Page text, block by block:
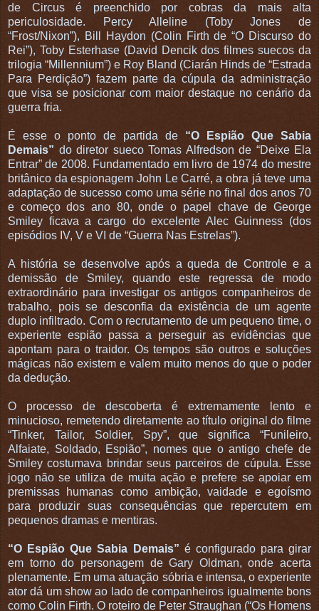
de Circus é preenchido por cobras da mais alta
periculosidade. Percy Alleline (Toby Jones de
“Frost/Nixon”), Bill Haydon (Colin Firth de “O Discurso do
Rei”), Toby Esterhase (David Dencik dos filmes suecos da
trilogia “Millennium”) e Roy Bland (Ciarán Hinds de “Estrada
Para Perdição”) fazem parte da cúpula da administração
que visa se posicionar com maior destaque no cenário da
guerra fria.
É esse o ponto de partida de “O Espião Que Sabia
Demais” do diretor sueco Tomas Alfredson de “Deixe Ela
Entrar” de 2008. Fundamentado em livro de 1974 do mestre
britânico da espionagem John Le Carré, a obra já teve uma
adaptação de sucesso como uma série no final dos anos 70
e começo dos ano 80, onde o papel chave de George
Smiley ficava a cargo do excelente Alec Guinness (dos
episódios IV, V e VI de “Guerra Nas Estrelas”).
A história se desenvolve após a queda de Controle e a
demissão de Smiley, quando este regressa de modo
extraordinário para investigar os antigos companheiros de
trabalho, pois se desconfia da existência de um agente
duplo infiltrado. Com o recrutamento de um pequeno time, o
experiente espião passa a perseguir as evidências que
apontam para o traidor. Os tempos são outros e soluções
mágicas não existem e valem muito menos do que o poder
da dedução.
O processo de descoberta é extremamente lento e
minucioso, remetendo diretamente ao título original do filme
“Tinker, Tailor, Soldier, Spy”, que significa “Funileiro,
Alfaiate, Soldado, Espião”, nomes que o antigo chefe de
Smiley costumava brindar seus parceiros de cúpula. Esse
jogo não se utiliza de muita ação e prefere se apoiar em
premissas humanas como ambição, vaidade e egoísmo
para produzir suas consequências que repercutem em
pequenos dramas e mentiras.
“O Espião Que Sabia Demais” é configurado para girar
em torno do personagem de Gary Oldman, onde acerta
plenamente. Em uma atuação sóbria e intensa, o experiente
ator dá um show ao lado de companheiros igualmente bons
como Colin Firth. O roteiro de Peter Straughan (“Os Homens